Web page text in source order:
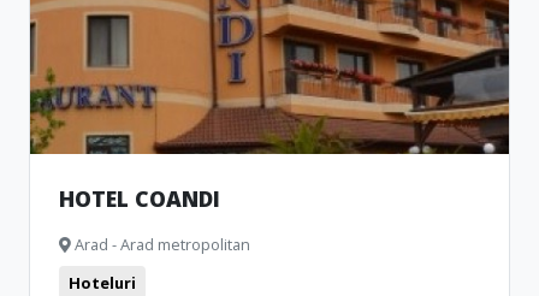
HOTEL COANDI
Arad - Arad metropolitan
Hoteluri